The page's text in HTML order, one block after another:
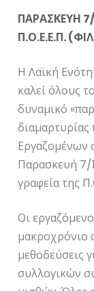
ΠΑΡΑΣΚΕΥΗ
Π.Ο.Ε.Ε.Π.
Η Λαϊκή
καλεί όλους
δυναμικό
Παρασκευή 7/
γραφεία της
Οι
μακροχρόνιο
μεθοδεύσεις
συλλογικών